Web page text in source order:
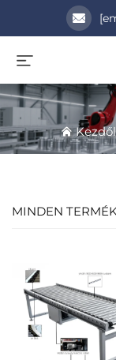
MINDEN TERMÉK